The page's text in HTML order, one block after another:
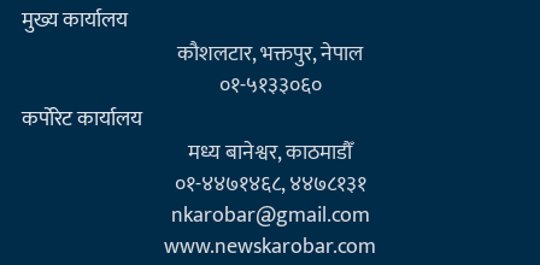
मुख्य कार्यालय
कौशलटार, भक्तपुर, नेपाल
०१-५१३३०६०
कर्पाेरेट कार्यालय
मध्य बानेश्वर, काठमाडौँ
०१-४४७१४६८, ४४७८१३१
nkarobar@gmail.com
www.newskarobar.com